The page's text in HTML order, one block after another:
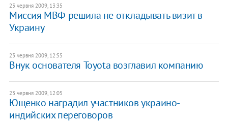
23 червня 2009, 13:35
Миссия МВФ решила не откладывать визит в
Украину
23 червня 2009, 12:55
Внук основателя Toyota возглавил компанию
23 червня 2009, 12:05
Ющенко наградил участников украино-
индийских переговоров